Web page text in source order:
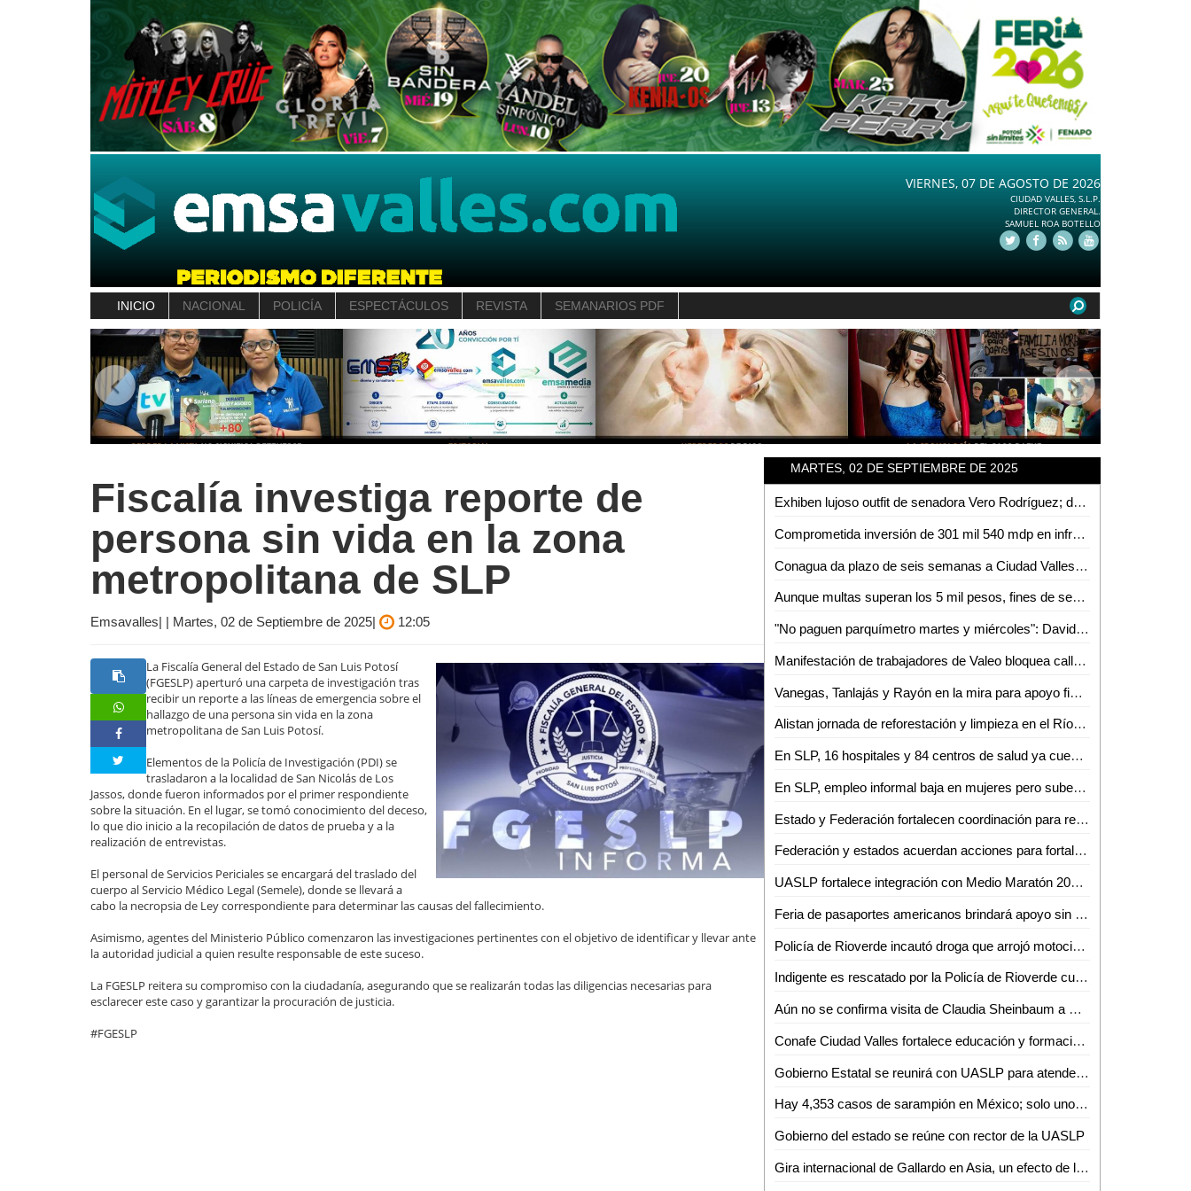
VIERNES, 07 DE AGOSTO DE 2026
CIUDAD VALLES, S.L.P.
DIRECTOR GENERAL.
SAMUEL ROA BOTELLO
INICIO NACIONAL POLICÍA ESPECTÁCULOS REVISTA SEMANARIOS PDF
Fiscalía investiga reporte de
persona sin vida en la zona
metropolitana de SLP
Emsavalles| | Martes, 02 de Septiembre de 2025| 12:05
La Fiscalía General del Estado de San Luis Potosí
(FGESLP) aperturó una carpeta de investigación tras
recibir un reporte a las líneas de emergencia sobre el
hallazgo de una persona sin vida en la zona
metropolitana de San Luis Potosí.
Elementos de la Policía de Investigación (PDI) se
trasladaron a la localidad de San Nicolás de Los
Jassos, donde fueron informados por el primer respondiente
sobre la situación. En el lugar, se tomó conocimiento del deceso,
lo que dio inicio a la recopilación de datos de prueba y a la
realización de entrevistas.
El personal de Servicios Periciales se encargará del traslado del
cuerpo al Servicio Médico Legal (Semele), donde se llevará a
cabo la necropsia de Ley correspondiente para determinar las causas del fallecimiento.
Asimismo, agentes del Ministerio Público comenzaron las investigaciones pertinentes con el objetivo de identificar y llevar ante
la autoridad judicial a quien resulte responsable de este suceso.
La FGESLP reitera su compromiso con la ciudadanía, asegurando que se realizarán todas las diligencias necesarias para
esclarecer este caso y garantizar la procuración de justicia.
#FGESLP
MARTES, 02 DE SEPTIEMBRE DE 2025
Exhiben lujoso outfit de senadora Vero Rodríguez; de comprar en las vías a presumir vestido de 240 mil pesos
Comprometida inversión de 301 mil 540 mdp en infraestructura y transporte: Gobierno de México
Conagua da plazo de seis semanas a Ciudad Valles para frenar descargas ilegales en el río
Aunque multas superan los 5 mil pesos, fines de semana en Valles se llenan de conductores ebrios y drogados
"No paguen parquímetro martes y miércoles": David Medina
Manifestación de trabajadores de Valeo bloquea calles del primer cuadro de la capital potosina
Vanegas, Tanlajás y Rayón en la mira para apoyo financiero de BANOBRAS
Alistan jornada de reforestación y limpieza en el Río Valles
En SLP, 16 hospitales y 84 centros de salud ya cuentan con abasto del programa Rutas de la Salud
En SLP, empleo informal baja en mujeres pero sube en hombres: Inegi
Estado y Federación fortalecen coordinación para recaudación fiscal
Federación y estados acuerdan acciones para fortalecer a las policías y Fiscalías del país
UASLP fortalece integración con Medio Maratón 2025 y da a conocer playera y medalla de su edición 42
Feria de pasaportes americanos brindará apoyo sin límites a connacionales
Policía de Rioverde incautó droga que arrojó motociclista sobre el camino a ejido San Francisco.
Indigente es rescatado por la Policía de Rioverde cuando agonizaba en una zanja.
Aún no se confirma visita de Claudia Sheinbaum a San Luis Potosí por inauguración de universidad
Conafe Ciudad Valles fortalece educación y formación de voluntarios en ocho municipios
Gobierno Estatal se reunirá con UASLP para atender asuntos pendientes
Hay 4,353 casos de sarampión en México; solo uno confirmado en SLP
Gobierno del estado se reúne con rector de la UASLP
Gira internacional de Gallardo en Asia, un efecto de la prudencia de Sheinbaum: César Lara